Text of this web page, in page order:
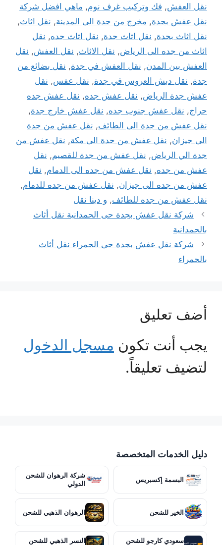
نقل العفش , فك وتركيب غرف نوم, ماهي افضل شركة
نقل عفش بجدة, مخرج من جدة الى المدينة, نقل اثاث,
نقل اثاث بجدة, نقل اثاث جدة, نقل اثاث جده, نقل
اثاث من جده الى الرياض , نقل الاثاث, نقل العفش , نقل
العفش بين المدن, نقل العفش في جدة, نقل بضائع من
جدة, نقل دبش العروس في جدة, نقل عفس , نقل
عفش جدة الرياض , نقل عفش جده, نقل عفش جده
حراج, نقل عفش جنوب جده, نقل عفش خارج جدة,
نقل عفش من جدة الى الطائف, نقل عفش من جدة
الى جيزان, نقل عفش من جدة الى مكة, نقل عفش من
جدة الي الرياض , نقل عفش من جدة للقصيم, نقل
عفش من جده, نقل عفش من جده الى الدمام, نقل
عفش من جده الى جيزان, نقل عفش من جده للدمام,
نقل عفش من جده للطائف, و دينا نقل
شركة نقل عفش بجدة حى الحمدانية نقل أثاث
بالحمدانية
شركة نقل عفش بجدة حى الحمراء نقل أثاث
بالحمراء
أضف تعليق
يجب أنت تكون مسجل الدخول
لتضيف تعليقاً.
دليل الخدمات المتخصصة
البسمة إكسبريس
شركة الرهوان للشحن
الدولي
الخير للشحن الرهوان الذهبي للشحن
سعودي كارجو للشحن النسر الذهبي للشحن